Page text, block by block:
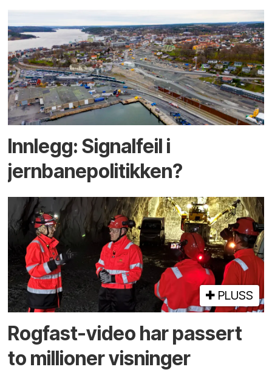
Innlegg: Signalfeil i
jernbanepolitikken?
PLUSS
Rogfast-video har passert
to millioner visninger